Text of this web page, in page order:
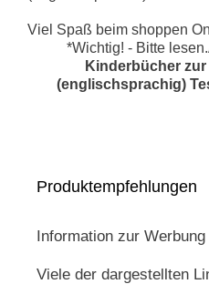
Viel Spaß beim shoppen
*Wichtig! - Bitte
Kinderbücher
(englischsprachig)
Produktempfehlungen
Information zur Werbung
Viele der dargestellten